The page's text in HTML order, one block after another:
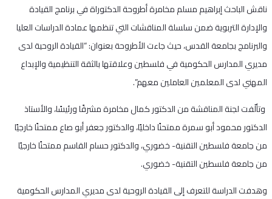
ناقش الباحث إبراهيم مسلم مخامرة أطروحة الدكتوراة في برنامج القيادة
والإدارة التربوية ضمن سلسلة المناقشات التي تنظمها عمادة الدراسات العليا
والبرنامج بجامعة القدس، حيث جاءت الأطروحة بعنوان: “القيادة الروحية لدى
مديري المدارس الحكومية في فلسطين وعلاقتها بالثقة التنظيمية والإبداع
المهني لدى المعلمين العاملين معهم”.
وتألّفت لجنة المناقشة من الدكتور كمال مخامرة مشرفًا ورئيسًا، والأستاذ
الدكتور محمود أبو سمرة ممتحنًا داخليًا، والدكتور جعفر أبو صاع ممتحنًا خارجيًا
من جامعة فلسطين التقنية- خضوري، والدكتور حسام القاسم ممتحنًا خارجيًا
من جامعة فلسطين التقنية- خضوري.
وهدفت الدراسة للتعرف إلى القيادة الروحية لدى مديري المدارس الحكومية